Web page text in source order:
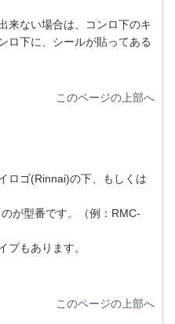
来ない場合は、コンロ下のキ
ロ下に、シールが貼ってある
このページの上部へ
ロゴ(Rinnai)の下、もしくは
が型番です。（例：RMC-
プもあります。
このページの上部へ